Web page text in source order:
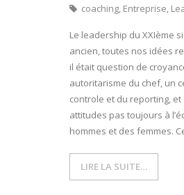
coaching, Entreprise,
Le leadership du XXIème
ancien, toutes nos idées
il était question de
autoritarisme du chef, un
controle et du reporting,
attitudes pas toujours à
hommes et des femmes.
LIRE LA SUITE…